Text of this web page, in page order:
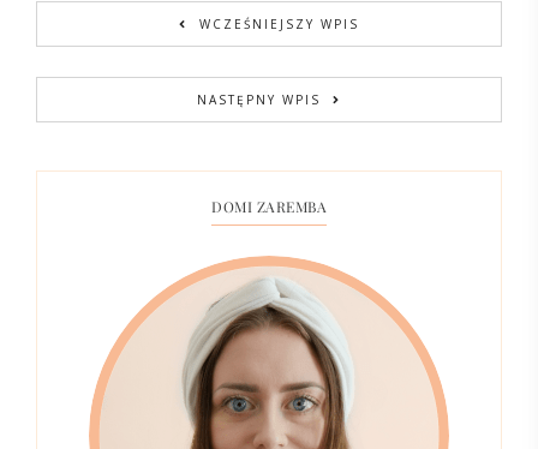
WCZEŚNIEJSZY WPIS
NASTĘPNY WPIS
DOMI ZAREMBA